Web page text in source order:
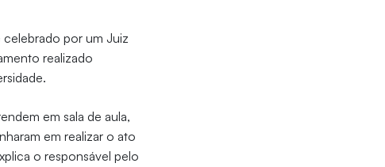
por um Juiz
realizado
em sala de aula,
em realizar o ato
o responsável pelo